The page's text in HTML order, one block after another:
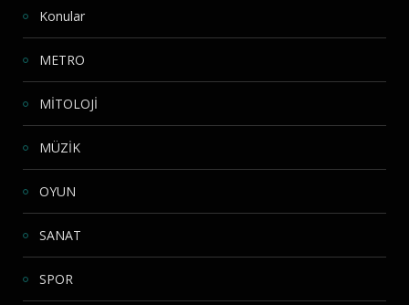
Konular
METRO
MİTOLOJİ
MÜZİK
OYUN
SANAT
SPOR